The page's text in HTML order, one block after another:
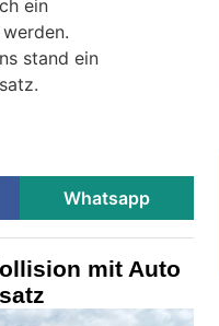
ein
stand ein
Whatsapp
mit Auto